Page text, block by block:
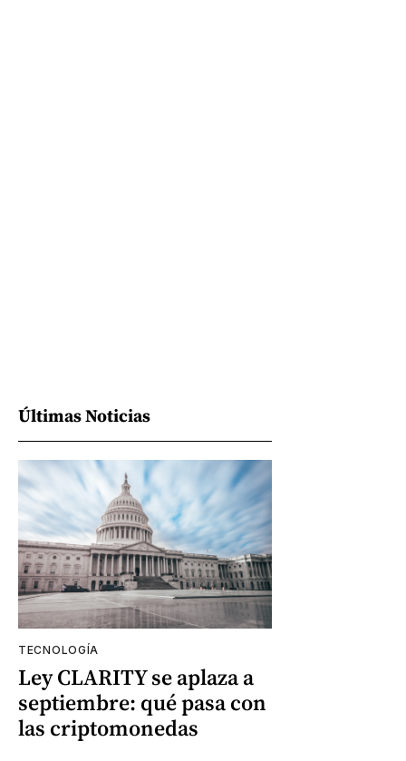
Últimas Noticias
TECNOLOGÍA
Ley CLARITY se aplaza a
septiembre: qué pasa con
las criptomonedas